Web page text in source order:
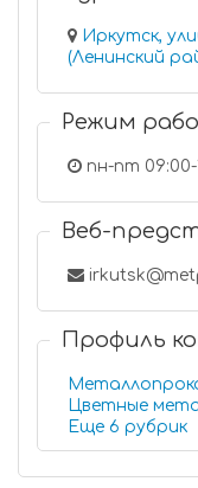
Иркутск,
(Ленинский
Режим
пн-пт 09:00-
Веб-
Профиль
Цветные
Еще 6 рубрик